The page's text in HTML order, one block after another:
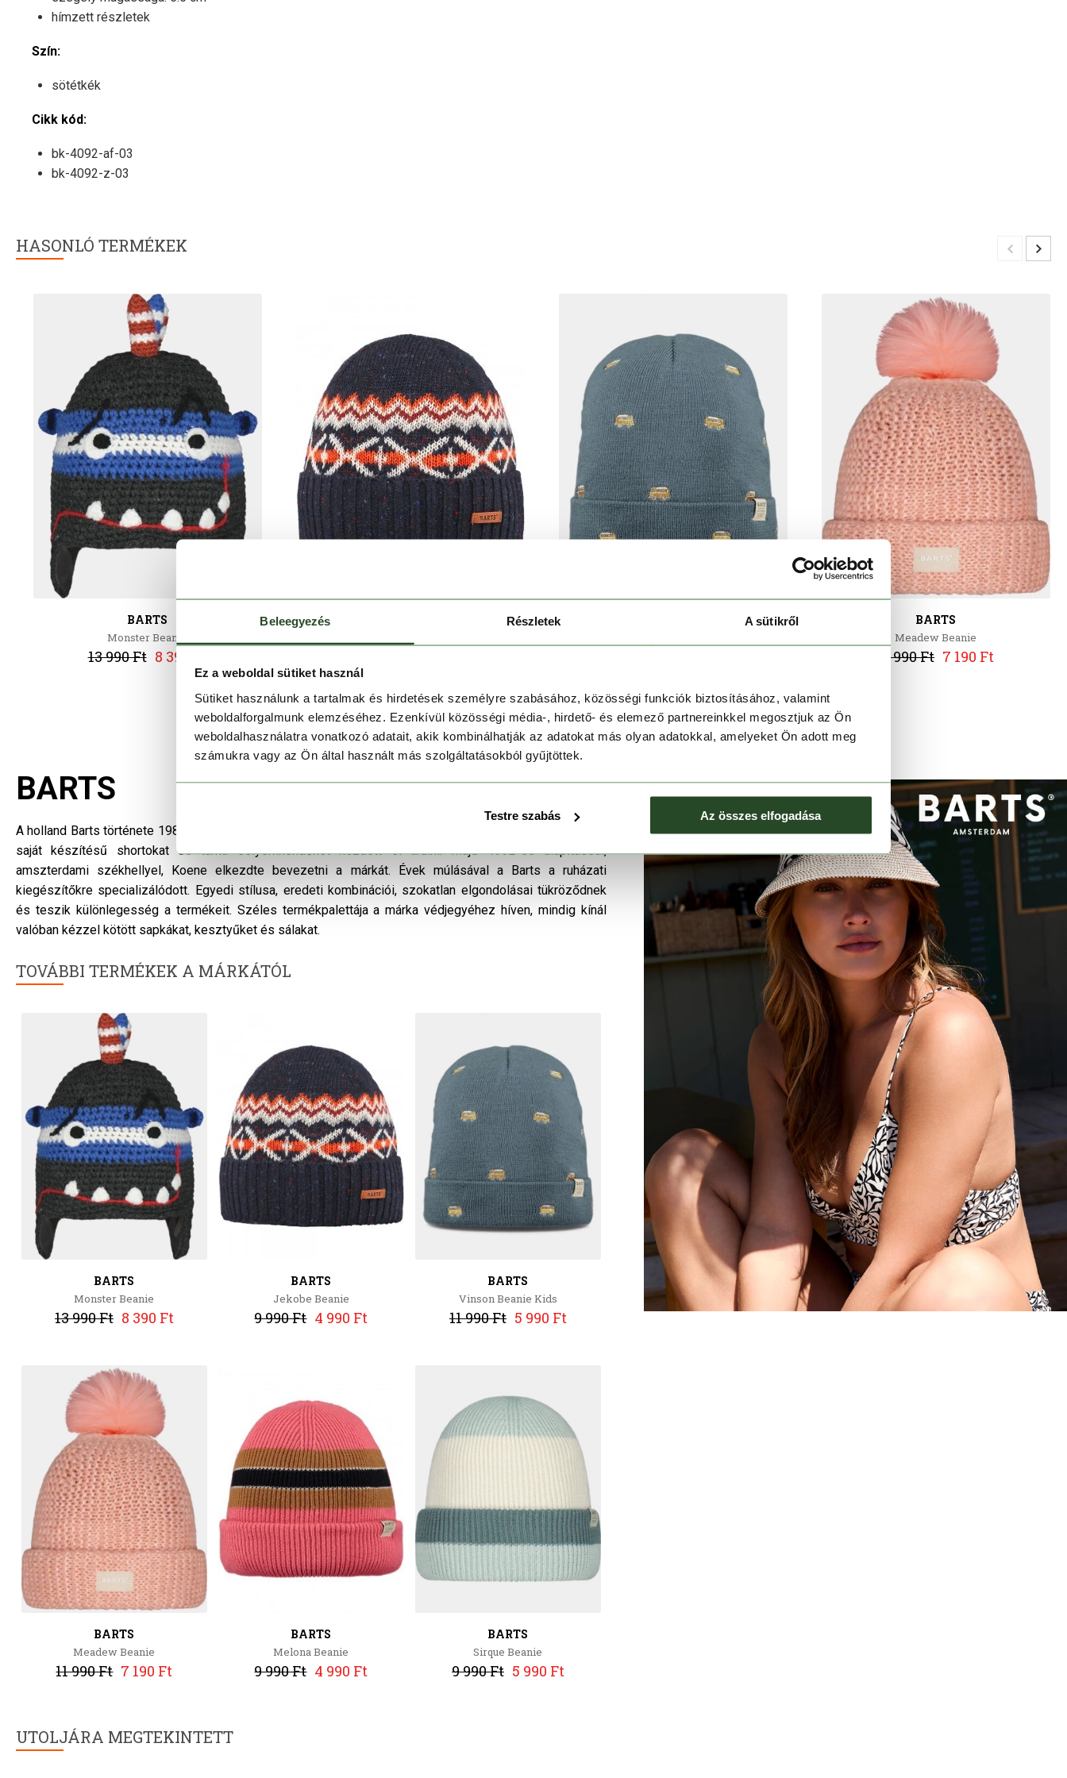
Beleegyezés Részletek A sütikről
Ez a weboldal sütiket használ
Sütiket használunk a tartalmak és hirdetések személyre szabásához, közösségi funkciók biztosításához, valamint
weboldalforgalmunk elemzéséhez. Ezenkívül közösségi média-, hirdető- és elemező partnereinkkel megosztjuk az Ön
weboldalhasználatra vonatkozó adatait, akik kombinálhatják az adatokat más olyan adatokkal, amelyeket Ön adott meg
számukra vagy az Ön által használt más szolgáltatásokból gyűjtöttek.
Testre szabás Az összes elfogadása
hímzett részletek
Szín:
sötétkék
Cikk kód:
bk-4092-af-03
bk-4092-z-03
HASONLÓ TERMÉKEK
BARTS
Monster Beanie
13 990 Ft 8 390 Ft
BARTS
Meadew Beanie
11 990 Ft 7 190 Ft
BARTS
A holland Barts története 1986-ban kezdődött el a napsütötte Saint Tropez partjainál, amikor is Bart Koene
saját készítésű shortokat és tarka selyemkendőket kezdett el árulni. Majd 1992-es alapítással,
amszterdami székhellyel, Koene elkezdte bevezetni a márkát. Évek múlásával a Barts a ruházati
kiegészítőkre specializálódott. Egyedi stílusa, eredeti kombinációi, szokatlan elgondolásai tükröződnek
és teszik különlegesség a termékeit. Széles termékpalettája a márka védjegyéhez híven, mindig kínál
valóban kézzel kötött sapkákat, kesztyűket és sálakat.
TOVÁBBI TERMÉKEK A MÁRKÁTÓL
BARTS
Monster Beanie
13 990 Ft 8 390 Ft
BARTS
Jekobe Beanie
9 990 Ft 4 990 Ft
BARTS
Vinson Beanie Kids
11 990 Ft 5 990 Ft
BARTS
Meadew Beanie
11 990 Ft 7 190 Ft
BARTS
Melona Beanie
9 990 Ft 4 990 Ft
BARTS
Sirque Beanie
9 990 Ft 5 990 Ft
UTOLJÁRA MEGTEKINTETT